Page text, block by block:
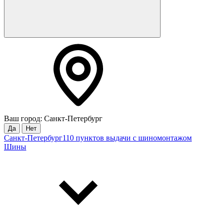
Ваш город: Санкт-Петербург
Да Нет
Санкт-Петербург110 пунктов выдачи с шиномонтажом
Шины